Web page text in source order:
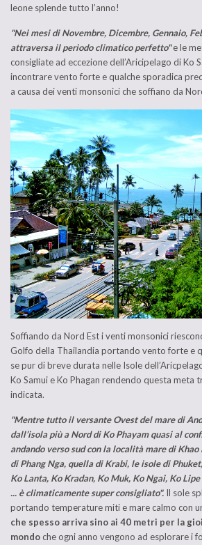
leone splende tutto l’anno!
"Nei mesi di Novembre, Dicembre, Gennaio,
attraversa il periodo climatico perfetto"e le
consigliate ad eccezione dell’Aricipelago di Ko
incontrare vento forte e qualche sporadica
a causa dei venti monsonici che soffiano da
Soffiando da Nord Est i venti monsonici
Golfo della Thailandia portando vento forte e
se pur di breve durata nelle Isole
Ko Samui e Ko Phagan rendendo questa meta
indicata.
"Mentre tutto il versante Ovest del mare di
dall’isola più a Nord di Ko Phayam quasi al
andando verso sud con la località mare di
di Phang Nga, quella di Krabi, le isole di
Ko Lanta, Ko Kradan, Ko Muk, Ko Ngai, Ko Lipe
... è climaticamente super consigliato". Il sole
portando temperature miti e mare calmo con
che spesso arriva sino ai 40 metri per la
mondoche ogni anno vengono ad esplorare i